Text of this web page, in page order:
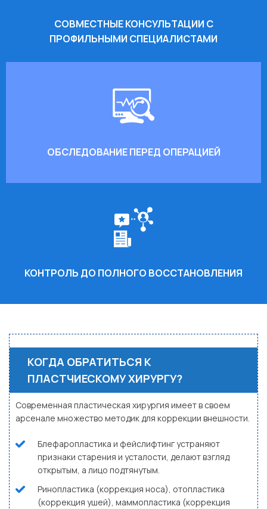
СОВМЕСТНЫЕ КОНСУЛЬТАЦИИ С
ПРОФИЛЬНЫМИ СПЕЦИАЛИСТАМИ
ОБСЛЕДОВАНИЕ ПЕРЕД ОПЕРАЦИЕЙ
КОНТРОЛЬ ДО ПОЛНОГО ВОССТАНОВЛЕНИЯ
КОГДА ОБРАТИТЬСЯ К
ПЛАСТЧИЕСКОМУ ХИРУРГУ?
Современная пластическая хирургия имеет в своем
арсенале множество методик для коррекции внешности.
Блефаропластика и фейслифтинг устраняют
признаки старения и усталости, делают взгляд
открытым, а лицо подтянутым.
Ринопластика (коррекция носа), отопластика
(коррекция ушей), маммопластика (коррекция